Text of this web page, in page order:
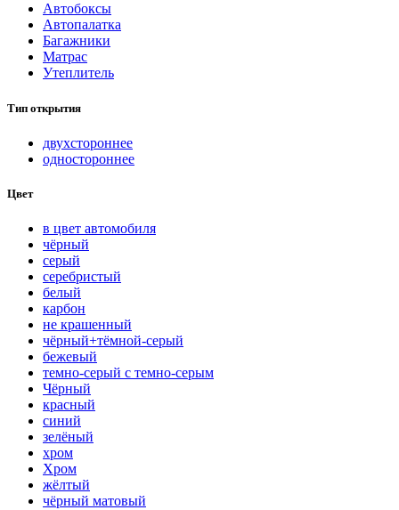
Автобоксы
Автопалатка
Багажники
Матрас
Утеплитель
Тип открытия
двухстороннее
одностороннее
Цвет
в цвет автомобиля
чёрный
серый
серебристый
белый
карбон
нe кpaшeнный
чёрный+тёмной-серый
бежевый
темно-серый с темно-серым
Чёрный
красный
синий
зелёный
хром
Хром
жёлтый
чёрный матовый